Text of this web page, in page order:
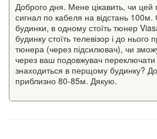
Доброго дня. Мене цікавить, чи цей
сигнал по кабеля на відстань 100м.
будинки, в одному стоїть тюнер
будинку стоїть телевізор і до нього
тюнера (через підсилювач), чи
через ваш подовжувач
знаходиться в перщому будинку?
приблизно 80-85м. Дякую.